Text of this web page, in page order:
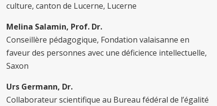
culture, canton de Lucerne, Lucerne
Melina Salamin, Prof. Dr.
Conseillère pédagogique, Fondation valaisanne en
faveur des personnes avec une déficience intellectuelle,
Saxon
Urs Germann, Dr.
Collaborateur scientifique au Bureau fédéral de l’égalité